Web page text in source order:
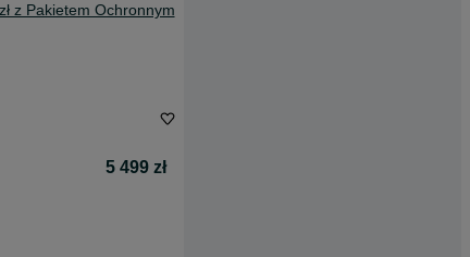
z Pakietem Ochronnym
5 499 zł